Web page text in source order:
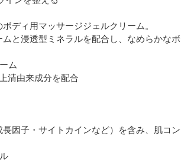
ディ用マッサージジェルクリーム。
ムと浸透型ミネラルを配合し、なめらかな
ム
清由来成分を配合
因子・サイトカインなど）を含み、肌コン